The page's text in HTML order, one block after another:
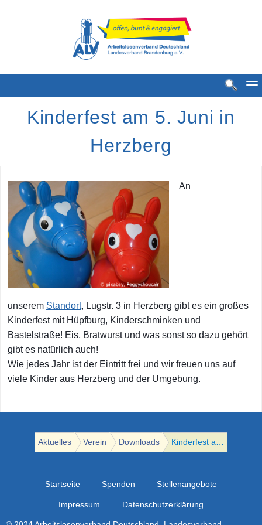
Aktuelles Angebote Spenden
MGH Zehdenick
Anregungen für
Alle Standorte
Kinderfest am 5. Juni in
Herzberg
An
unserem Standort, Lugstr. 3 in Herzberg gibt es ein großes
Kinderfest mit Hüpfburg, Kinderschminken und
Bastelstraße! Eis, Bratwurst und was sonst so dazu gehört
gibt es natürlich auch!
Wie jedes Jahr ist der Eintritt frei und wir freuen uns auf
viele Kinder aus Herzberg und der Umgebung.
Aktuelles Verein Downloads Kinderfest am 5. Juni in Herzberg
Startseite Spenden Stellenangebote
Impressum Datenschutzerklärung